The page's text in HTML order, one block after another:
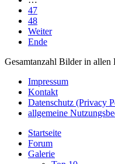
47
48
Weiter
Ende
Gesamtanzahl Bilder in allen
Impressum
Kontakt
Datenschutz (Privacy
allgemeine
Startseite
Forum
Galerie